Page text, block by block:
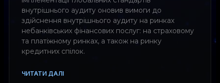
внутрішнього аудиту оновив вимоги до
здійснення внутрішнього аудиту на ринках
небанківських фінансових послуг: на страховому
та платіжному ринках, а також на ринку
кредитних спілок.
ЧИТАТИ ДАЛІ